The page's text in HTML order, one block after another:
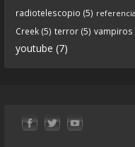
more
radiotelescopio (5)
Creek (5) terror (5) vampiros
youtube (7)